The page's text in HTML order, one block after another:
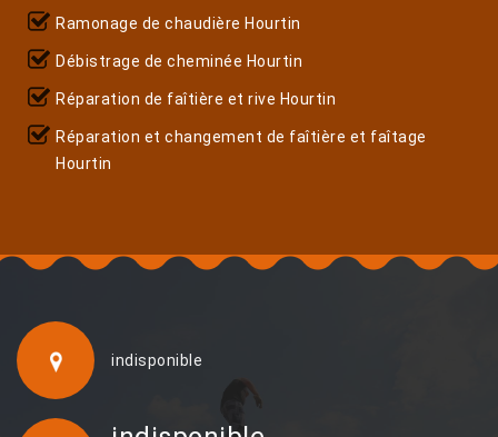
Ramonage de chaudière Hourtin
Débistrage de cheminée Hourtin
Réparation de faîtière et rive Hourtin
Réparation et changement de faîtière et faîtage
Hourtin
indisponible